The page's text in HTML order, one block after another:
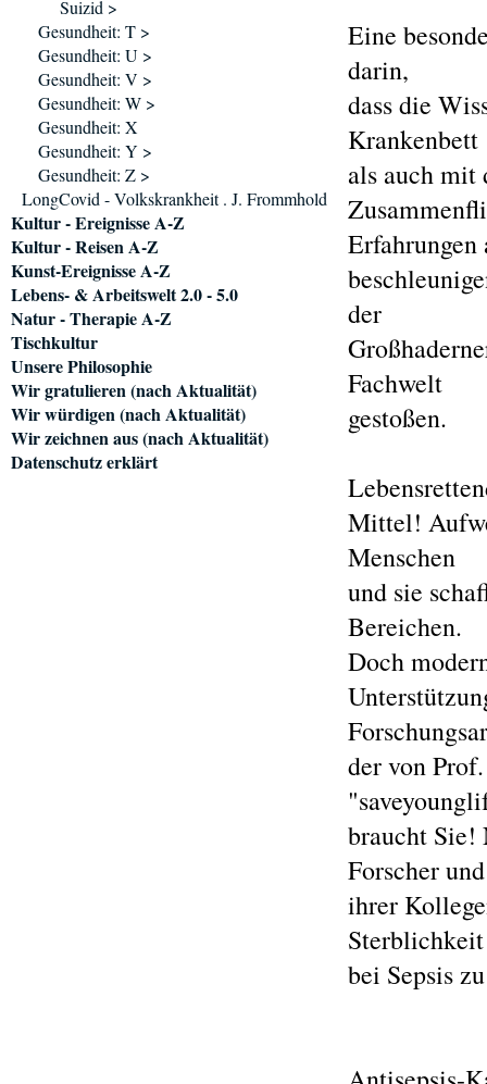
Eine
darin,
dass die
Krankenbett
als auch mit
Erfahrungen
der
Fachwelt
gestoßen.
Mittel!
Menschen
und sie
Bereichen.
Doch
der von
braucht Sie!
Forscher und
ihrer
Sterblichkeit
bei Sepsis
Suizid >
Gesundheit: T >
Gesundheit: U >
Gesundheit: V >
Gesundheit: W >
Gesundheit: X
Gesundheit: Y >
Gesundheit: Z >
LongCovid - Volkskrankheit . J. Frommhold
Kultur - Ereignisse A-Z
Kultur - Reisen A-Z
Kunst-Ereignisse A-Z
Lebens- & Arbeitswelt 2.0 - 5.0
Natur - Therapie A-Z
Tischkultur
Unsere Philosophie
Wir gratulieren (nach Aktualität)
Wir würdigen (nach Aktualität)
Wir zeichnen aus (nach Aktualität)
Datenschutz erklärt